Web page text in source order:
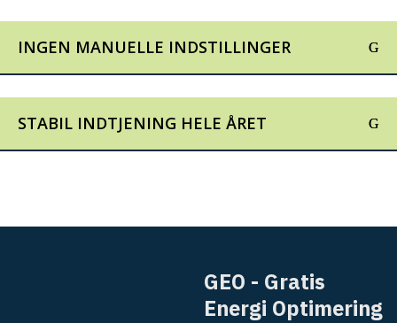
INGEN MANUELLE INDSTILLINGER
STABIL INDTJENING HELE ÅRET
GEO - Gratis
Energi Optimering